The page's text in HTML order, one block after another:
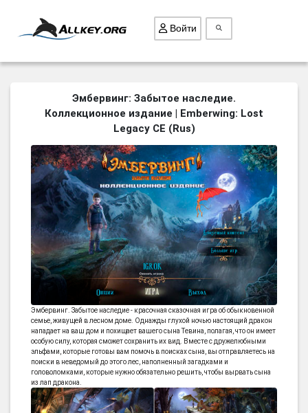
ПОИСК ПРЕДМЕТОВ
БИЗНЕС
ТРИ-В-РЯД
СТРАТЕГИИ
СТРЕЛЯЛКИ
КВЕСТ
КАК СКАЧАТЬ
Войти
Эмбервинг: Забытое наследие.
Коллекционное издание | Emberwing: Lost
Legacy CE (Rus)
Эмбервинг. Забытое наследие - красочная сказочная игра об обыкновенной
семье, живущей в лесном доме. Однажды глухой ночью настоящий дракон
нападает на ваш дом и похищает вашего сына Тевина, полагая, что он имеет
особую силу, которая сможет сохранить их вид. Вместе с дружелюбными
эльфами, которые готовы вам помочь в поисках сына, вы отправляетесь на
поиски в неведомый до этого лес, наполненный загадками и
головоломками, которые нужно обязательно решить, чтобы вырвать сына
из лап дракона.